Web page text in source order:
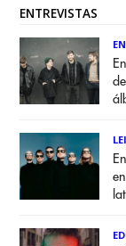
ENTREVISTAS